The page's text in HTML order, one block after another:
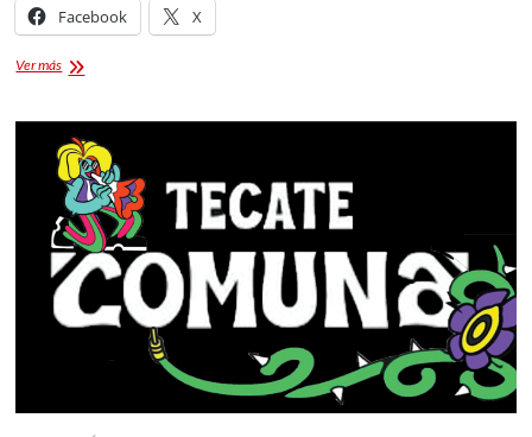
Facebook X
Ver más¡Tlaskalita
primer
cartel
y
artistas
confirmados!